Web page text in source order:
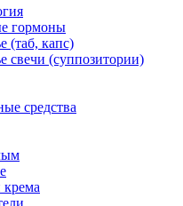
гормоны
(таб, капс)
свечи (суппозитории)
средства
крема